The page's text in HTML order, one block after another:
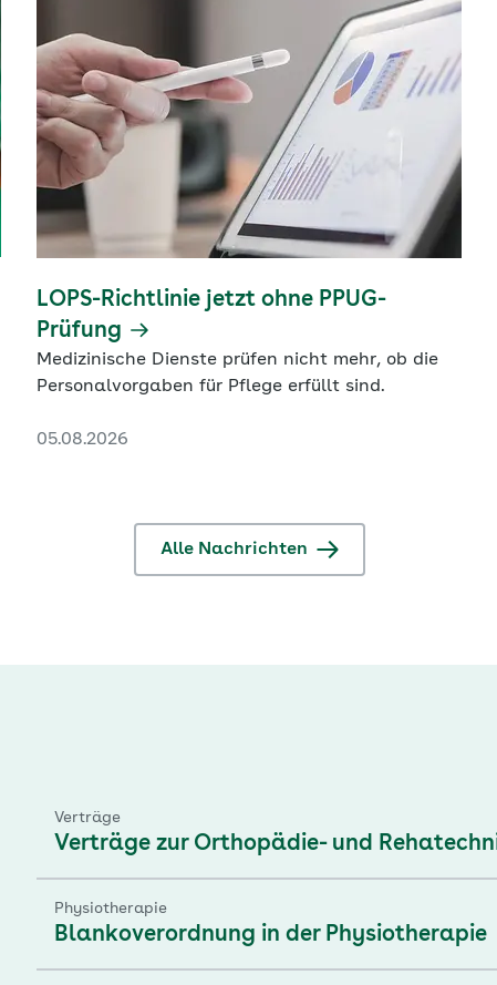
05.08.2026
LOPS-Richtlinie jetzt ohne PPUG-
Prüfung
Medizinische Dienste prüfen nicht mehr, ob die
Personalvorgaben für Pflege erfüllt sind.
Alle Nachrichten
Verträge
Verträge zur Orthopädie- und
Physiotherapie
Blankoverordnung in der Physiotherapie